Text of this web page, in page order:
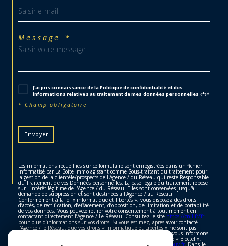
Message *
J'ai pris connaissance de la Politique de confidentialité et des
informations relatives au traitement de mes données personnelles (*)*
* Champ obligatoire
Envoyer
Les informations recueillies sur ce formulaire sont enregistrées dans un fichier
informatisé par La Boite Immo agissant comme Sous-traitant du traitement pour
la gestion de la clientèle/prospects de l'Agence / du Réseau qui reste Responsable
du Traitement de vos Données personnelles. La base légale du traitement repose
sur l'intérêt légitime de l'Agence / du Réseau. Elles sont conservées jusqu'à
demande de suppression et sont destinées à l'Agence / au Réseau.
Conformément à la loi « informatique et libertés », vous disposez des droits
d’accès, de rectification, d’effacement, d’opposition, de limitation et de portabilité
de vos données. Vous pouvez retirer votre consentement à tout moment en
contactant directement l’Agence / Le Réseau. Consultez le site https://cnil.fr/fr
pour plus d’informations sur vos droits. Si vous estimez, après avoir contacté
l'Agence / le Réseau, que vos droits « Informatique et Libertés » ne sont pas
respectés, vous pouvez adresser une réclamation à la CNIL. Nous vous informons
de l’existence de la liste d'opposition au démarchage téléphonique « Bloctel »,
sur laquelle vous pouvez vous inscrire ici : https://www.bloctel.gouv.fr . Dans le